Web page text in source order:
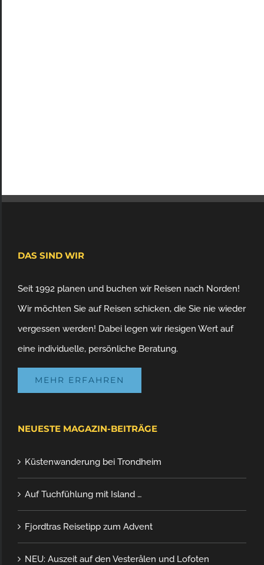
DAS SIND WIR
Seit 1992 planen und buchen wir Reisen nach Norden!
Wir möchten Sie auf Reisen schicken, die Sie nie wieder
vergessen werden! Dabei legen wir riesigen Wert auf
eine individuelle, persönliche Beratung.
MEHR ERFAHREN
NEUESTE MAGAZIN-BEITRÄGE
Küstenwanderung bei Trondheim
Auf Tuchfühlung mit Island …
Fjordtras Reisetipp zum Advent
NEU: Auszeit auf den Vesterålen und Lofoten